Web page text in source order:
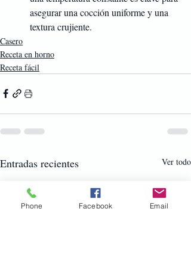
asegurar una cocción uniforme y una
textura crujiente.
Casero
Receta en horno
Receta fácil
Entradas recientes Ver todo
Phone Facebook Email